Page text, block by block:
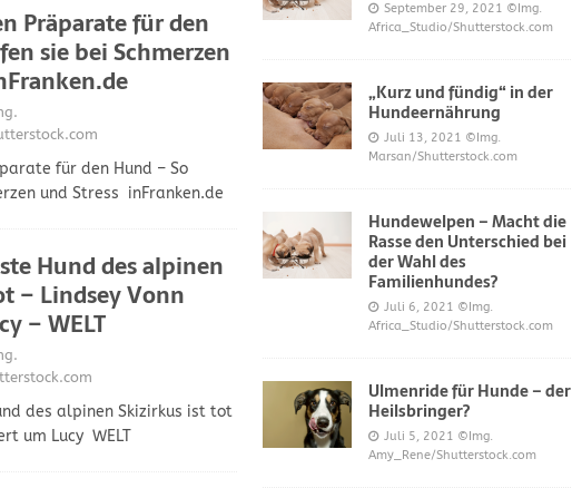
neue Trend? DIES UND DAS
über Welpenfütterung bei Hunden gefragt haben
Hunde
UND DAS
und Junghunde auf napfcheck-shop.de DIES UND DAS
und Katze bei napfcheck-shop.de
Besucher on dogblogger.net DIES UND DAS
– diese süßen Welpen bekommt nicht jeder – nw.de
Gesundheitsrisiko dar – Deine Tierwelt GESUNDHEIT
Präparate für den
sie bei Schmerzen
für den Hund – So
und Stress inFranken.de
Hund des alpinen
– Lindsey Vonn
– WELT
des alpinen Skizirkus ist tot
um Lucy WELT
September 29, 2021 ©Img.
Africa_Studio/Shutterstock.com
„Kurz und fündig“ in der
Hundeernährung
Juli 13, 2021 ©Img.
Marsan/Shutterstock.com
Hundewelpen – Macht die
Rasse den Unterschied bei
der Wahl des
Familienhundes?
Juli 6, 2021 ©Img.
Africa_Studio/Shutterstock.com
Ulmenride für Hunde – der
Heilsbringer?
Juli 5, 2021 ©Img.
Amy_Rene/Shutterstock.com